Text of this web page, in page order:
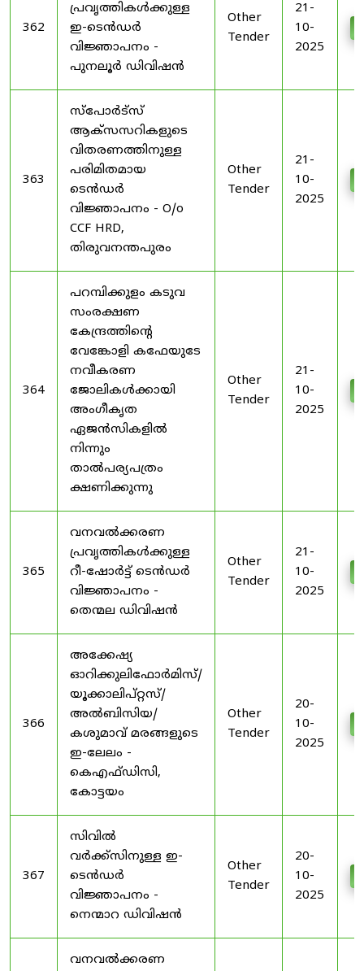
362
പ്രവൃത്തികൾക്കുള്ള
ഇ-ടെൻഡർ
വിജ്ഞാപനം -
പുനലൂർ ഡിവിഷൻ
Other
Tender
21-
10-
2025
363
സ്പോർട്സ്
ആക്സസറികളുടെ
വിതരണത്തിനുള്ള
പരിമിതമായ
ടെൻഡർ
വിജ്ഞാപനം - O/o
CCF HRD,
തിരുവനന്തപുരം
Other
Tender
21-
10-
2025
364
പറമ്പിക്കുളം കടുവ
സംരക്ഷണ
കേന്ദ്രത്തിന്റെ
വേങ്കോളി കഫേയുടേ
നവീകരണ
ജോലികൾക്കായി
അംഗീകൃത
ഏജൻസികളിൽ
നിന്നും
താൽപര്യപത്രം
ക്ഷണിക്കുന്നു
Other
Tender
21-
10-
2025
365
വനവൽക്കരണ
പ്രവൃത്തികൾക്കുള്ള
റീ-ഷോർട്ട് ടെൻഡർ
വിജ്ഞാപനം -
തെന്മല ഡിവിഷൻ
Other
Tender
21-
10-
2025
366
അക്കേഷ്യ
ഓറിക്കുലിഫോർമിസ്/
യൂക്കാലിപ്റ്റസ്/
അൽബിസിയ/
കശുമാവ് മരങ്ങളുടെ
ഇ-ലേലം -
കെഎഫ്ഡിസി,
കോട്ടയം
Other
Tender
20-
10-
2025
367
സിവിൽ
വർക്ക്സിനുള്ള ഇ-
ടെൻഡർ
വിജ്ഞാപനം -
നെന്മാറ ഡിവിഷൻ
Other
Tender
20-
10-
2025
വനവൽക്കരണ